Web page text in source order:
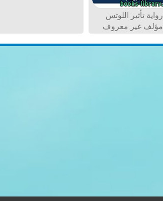
رواية تأثير اللوتس
مؤلف غير معروف